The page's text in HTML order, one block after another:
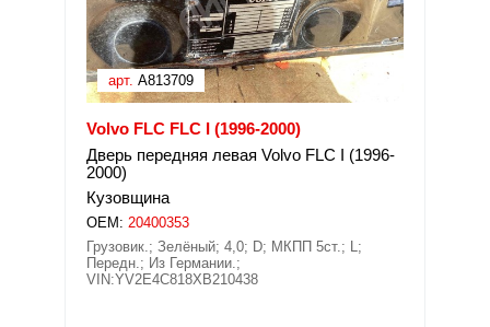
арт. A813709
Volvo FLC FLC I (1996-2000)
Дверь передняя левая Volvo FLC I (1996-
2000)
Кузовщина
OEM: 20400353
Грузовик.; Зелёный; 4,0; D; МКПП 5ст.; L;
Передн.; Из Германии.;
VIN:YV2E4C818XB210438